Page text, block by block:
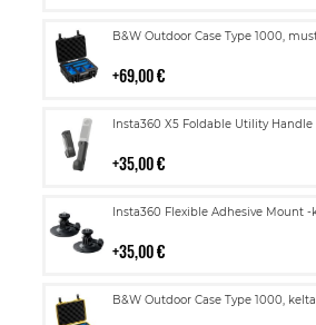
B&W Outdoor Case Type 1000,
69,00 €
Lisää
Insta360 X5 Foldable Utility Handle
35,00 €
Lisää
Insta360 Flexible Adhesive Mount
35,00 €
Lisää
B&W Outdoor Case Type 1000,
Lisää